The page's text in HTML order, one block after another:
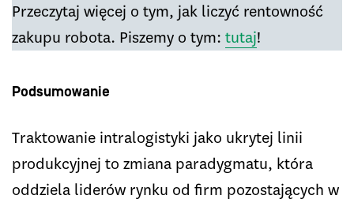
Przeczytaj więcej o tym, jak liczyć rentowność
zakupu robota. Piszemy o tym: tutaj!
Podsumowanie
Traktowanie intralogistyki jako ukrytej linii
produkcyjnej to zmiana paradygmatu, która
oddziela liderów rynku od firm pozostających w